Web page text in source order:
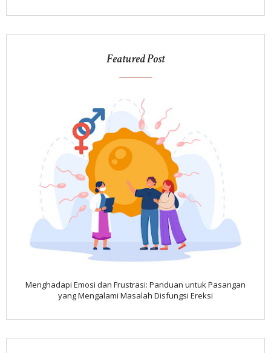
Featured Post
Menghadapi Emosi dan Frustrasi: Panduan untuk Pasangan
yang Mengalami Masalah Disfungsi Ereksi